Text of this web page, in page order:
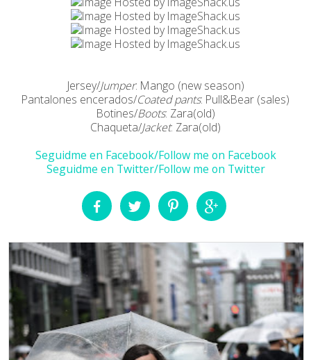
Jersey/Jumper: Mango (new season)
Pantalones encerados/Coated pants: Pull&Bear (sales)
Botines/Boots: Zara(old)
Chaqueta/Jacket: Zara(old)
Seguidme en Facebook/Follow me on Facebook
Seguidme en Twitter/Follow me on Twitter